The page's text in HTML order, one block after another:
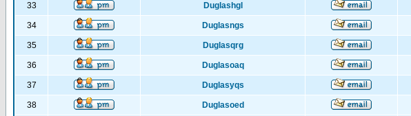
33 Duglashgl
34 Duglasngs
35 Duglasqrg
36 Duglasoaq
37 Duglasyqs
38 Duglasoed